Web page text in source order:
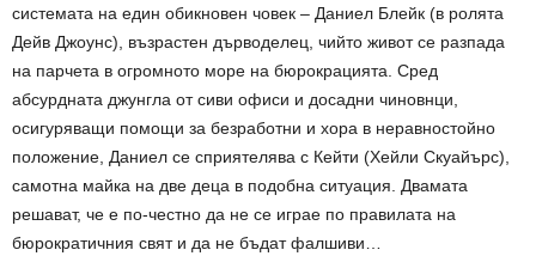
системата на един обикновен човек – Даниел Блейк (в ролята
Дейв Джоунс), възрастен дърводелец, чийто живот се разпада
на парчета в огромното море на бюрокрацията. Сред
абсурдната джунгла от сиви офиси и досадни чиновнци,
осигуряващи помощи за безработни и хора в неравностойно
положение, Даниел се сприятелява с Кейти (Хейли Скуайърс),
самотна майка на две деца в подобна ситуация. Двамата
решават, че е по-честно да не се играе по правилата на
бюрократичния свят и да не бъдат фалшиви…